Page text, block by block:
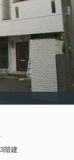
階建